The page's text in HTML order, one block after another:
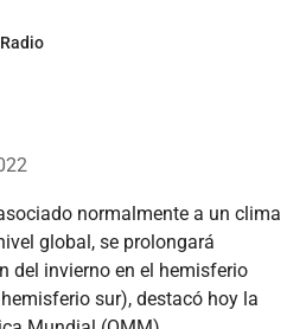
normalmente a un clima
global, se prolongará
del invierno en el hemisferio
sur), destacó hoy la